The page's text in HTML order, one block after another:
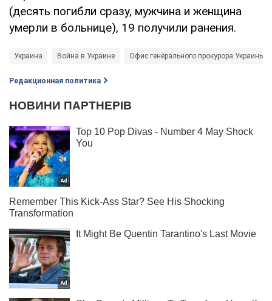
(десять погибли сразу, мужчина и женщина
умерли в больнице), 19 получили ранения.
Украина Война в Украине Офис генерального прокурора Украины
Редакционная политика